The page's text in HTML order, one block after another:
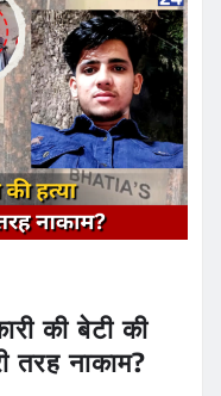
की बेटी की
तरह नाकाम?